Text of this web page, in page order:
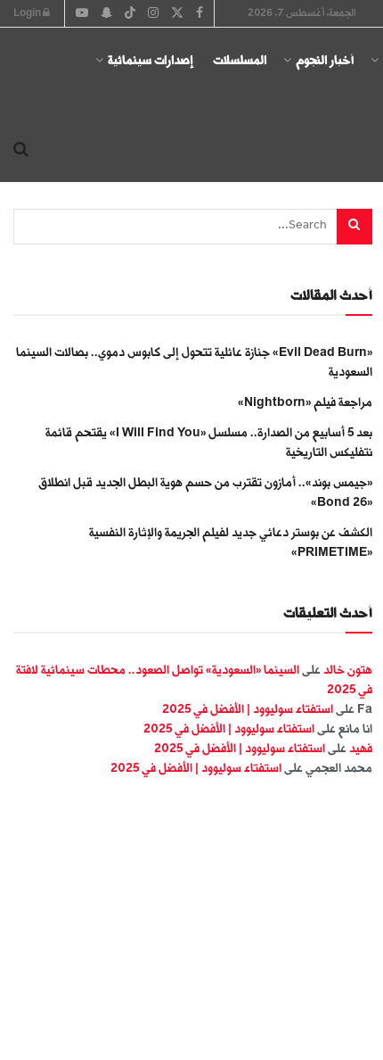
الجمعة, أغسطس 7, 2026
أخبار النجوم المسلسلات إصدارات سينمائية
أحدث المقالات
«Evil Dead Burn» جنازة عائلية تتحول إلى كابوس دموي.. بصالات السينما
السعودية
مراجعة فيلم «Nightborn»
بعد 5 أسابيع من الصدارة.. مسلسل «I Will Find You» يقتحم قائمة
نتفليكس التاريخية
«جيمس بوند».. أمازون تقترب من حسم هوية البطل الجديد قبل انطلاق
«Bond 26»
الكشف عن بوستر دعائي جديد لفيلم الجريمة والإثارة النفسية
«PRIMETIME»
أحدث التعليقات
هتون خالد على السينما «السعودية» تواصل الصعود.. محطات سينمائية لافتة
في 2025
Fa على استفتاء سوليوود | الأفضل في 2025
انا مانع على استفتاء سوليوود | الأفضل في 2025
فهيد على استفتاء سوليوود | الأفضل في 2025
محمد العجمي على استفتاء سوليوود | الأفضل في 2025